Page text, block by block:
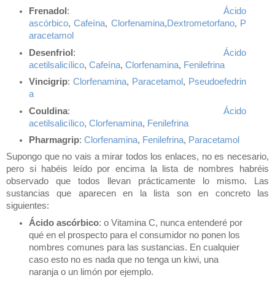
Frenadol : Ácido
ascórbico,Cafeína, Clorfenamina,Dextrometorfano, P
aracetamol
Desenfriol : Ácido
acetilsalicílico,Cafeína,Clorfenamina, Fenilefrina
Vincigrip:Clorfenamina, Paracetamol , Pseudoefedrin
a
Couldina: Ácido
acetilsalicílico,Clorfenamina, Fenilefrina
Pharmagrip:Clorfenamina, Fenilefrina, Paracetamol
Supongo que no vais a mirar todos los enlaces, no es necesario,
pero si habéis leído por encima la lista de nombres habréis
observado que todos llevan prácticamente lo mismo. Las
sustancias que aparecen en la lista son en concreto las
siguientes:
Ácido ascórbico: o Vitamina C, nunca entenderé por
qué en el prospecto para el consumidor no ponen los
nombres comunes para las sustancias. En cualquier
caso esto no es nada que no tenga un kiwi, una
naranja o un limón por ejemplo.